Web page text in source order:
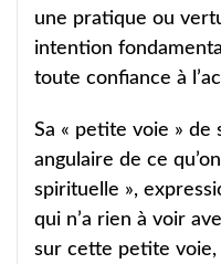
une pratique ou
intention
toute confiance à
Sa « petite voie »
angulaire de ce
spirituelle »,
qui n’a rien à voir
sur cette petite voie,